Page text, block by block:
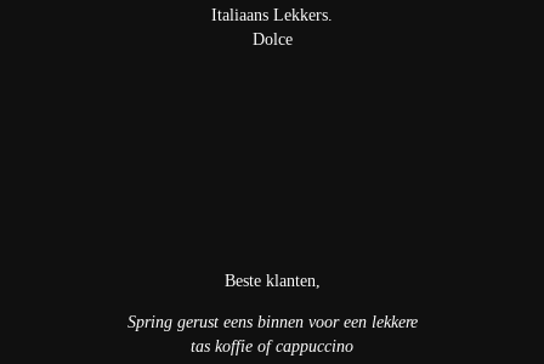
Italiaans Lekkers.
Dolce
Beste klanten,
Spring gerust eens binnen voor een lekkere
tas koffie of cappuccino